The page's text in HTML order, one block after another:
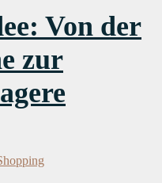
Von der
zur